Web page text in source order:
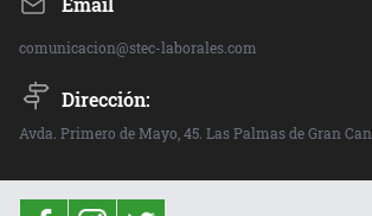
comunicacion@stec-laborales.com
Dirección:
Avda. Primero de Mayo, 45. Las Palmas de Gran